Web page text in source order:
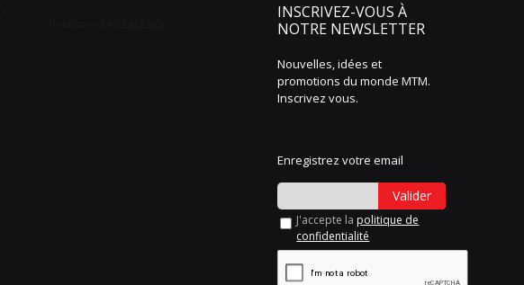
INSCRIVEZ-VOUS À
NOTRE NEWSLETTER
Nouvelles, idées et
promotions du monde MTM.
Inscrivez vous.
Enregistrez votre email
Valider
J'accepte la politique de
confidentialité